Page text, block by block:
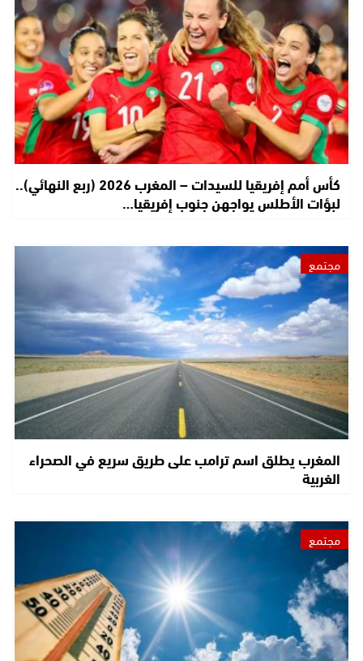
كأس أمم إفريقيا للسيدات – المغرب 2026 (ربع النهائي)..
لبؤات الأطلس يواجهن جنوب إفريقيا…
مجتمع
المغرب يطلق اسم ترامب على طريق سريع في الصحراء
الغربية
مجتمع